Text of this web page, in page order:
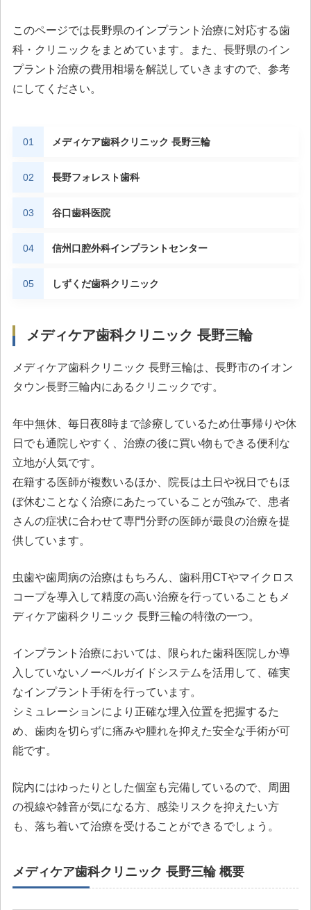
このページでは長野県のインプラント治療に対応する歯
科・クリニックをまとめています。また、長野県のイン
プラント治療の費用相場を解説していきますので、参考
にしてください。
メディケア歯科クリニック 長野三輪
長野フォレスト歯科
谷口歯科医院
信州口腔外科インプラントセンター
しずくだ歯科クリニック
メディケア歯科クリニック 長野三輪
メディケア歯科クリニック 長野三輪は、長野市のイオン
タウン長野三輪内にあるクリニックです。
年中無休、毎日夜8時まで診療しているため仕事帰りや休
日でも通院しやすく、治療の後に買い物もできる便利な
立地が人気です。
在籍する医師が複数いるほか、院長は土日や祝日でもほ
ぼ休むことなく治療にあたっていることが強みで、患者
さんの症状に合わせて専門分野の医師が最良の治療を提
供しています。
虫歯や歯周病の治療はもちろん、歯科用CTやマイクロス
コープを導入して精度の高い治療を行っていることもメ
ディケア歯科クリニック 長野三輪の特徴の一つ。
インプラント治療においては、限られた歯科医院しか導
入していないノーベルガイドシステムを活用して、確実
なインプラント手術を行っています。
シミュレーションにより正確な埋入位置を把握するた
め、歯肉を切らずに痛みや腫れを抑えた安全な手術が可
能です。
院内にはゆったりとした個室も完備しているので、周囲
の視線や雑音が気になる方、感染リスクを抑えたい方
も、落ち着いて治療を受けることができるでしょう。
メディケア歯科クリニック 長野三輪 概要